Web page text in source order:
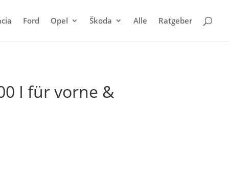
Ford Opel Škoda Alle Ratgeber
I für vorne &